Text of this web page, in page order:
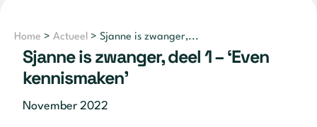
Home > Actueel > Sjanne is zwanger,...
Sjanne is zwanger, deel 1 – ‘Even
kennismaken’
November 2022